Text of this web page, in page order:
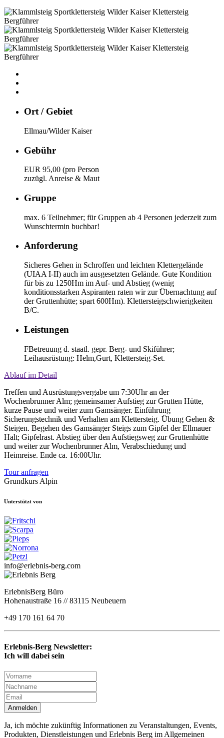
Ort / Gebiet
Ellmau/Wilder Kaiser
Gebühr
EUR 95,00 (pro Person
zuzügl. Anreise & Maut
Gruppe
max. 6 Teilnehmer; für Gruppen ab 4 Personen jederzeit zum
Wunschtermin buchbar!
Anforderung
Sicheres Gehen in Schroffen und leichten Klettergelände
(UIAA I-II) auch im ausgesetzten Gelände. Gute Kondition
für bis zu 1250Hm im Auf- und Abstieg (wenig
konditionsstarken Aspiranten raten wir zur Übernachtung auf
der Gruttenhütte; spart 600Hm). Klettersteigschwierigkeiten
B/C.
Leistungen
FBetreuung d. staatl. gepr. Berg- und Skiführer;
Leihausrüstung: Helm,Gurt, Klettersteig-Set.
Ablauf im Detail
Treffen und Ausrüstungsvergabe um 7:30Uhr an der
Wochenbrunner Alm; gemeinsamer Aufstieg zur Grutten Hütte,
kurze Pause und weiter zum Gamsänger. Einführung
Sicherungstechnik und Verhalten am Klettersteig. Übung Gehen &
Steigen. Begehen des Gamsänger Steigs zum Gipfel der Ellmauer
Halt; Gipfelrast. Abstieg über den Aufstiegsweg zur Gruttenhütte
und weiter zur Wochenbrunner Alm, Verabschiedung und
Heimreise. Ende ca. 16:00Uhr.
Tour anfragen
Grundkurs Alpin
Unterstützt von
info@erlebnis-berg.com
ErlebnisBerg Büro
Hohenaustraße 16 // 83115 Neubeuern
+49 170 161 64 70
Erlebnis-Berg Newsletter:
Ich will dabei sein
Anmelden
Ja, ich möchte zukünftig Informationen zu Veranstaltungen, Events,
Produkten, Dienstleistungen und Erlebnis Berg im Allgemeinen